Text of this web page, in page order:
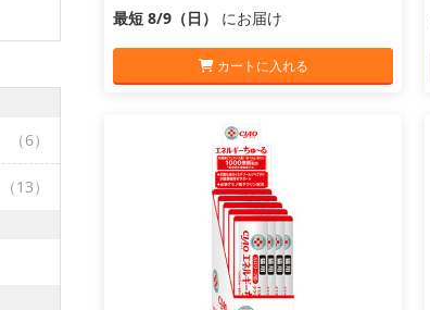
（6）
（13）
最短 8/9（日） にお届け
カートに入れる